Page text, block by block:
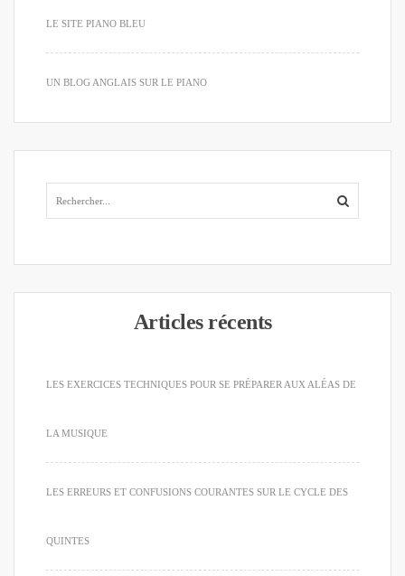
LE SITE PIANO BLEU
UN BLOG ANGLAIS SUR LE PIANO
Articles récents
LES EXERCICES TECHNIQUES POUR SE PRÉPARER AUX ALÉAS DE
LA MUSIQUE
LES ERREURS ET CONFUSIONS COURANTES SUR LE CYCLE DES
QUINTES